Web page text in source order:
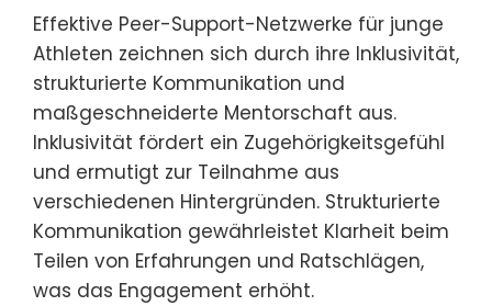
Effektive Peer-Support-Netzwerke für junge
Athleten zeichnen sich durch ihre Inklusivität,
strukturierte Kommunikation und
maßgeschneiderte Mentorschaft aus.
Inklusivität fördert ein Zugehörigkeitsgefühl
und ermutigt zur Teilnahme aus
verschiedenen Hintergründen. Strukturierte
Kommunikation gewährleistet Klarheit beim
Teilen von Erfahrungen und Ratschlägen,
was das Engagement erhöht.